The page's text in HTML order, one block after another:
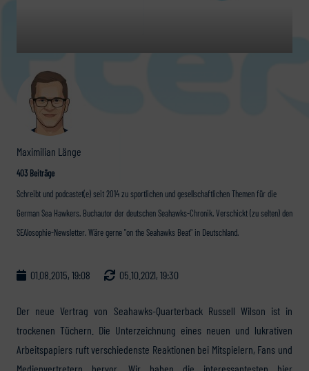
Maximilian Länge
403 Beiträge
Schreibt und podcastet(e) seit 2014 zu sportlichen und gesellschaftlichen Themen für die
German Sea Hawkers. Buchautor der deutschen Seahawks-Chronik. Verschickt (zu selten) den
SEAlosophie-Newsletter. Wäre gerne "on the Seahawks Beat" in Deutschland.
01.08.2015, 19:08 05.10.2021, 19:30
Der neue Vertrag von Seahawks-Quarterback Russell Wilson ist in
trockenen Tüchern. Die Unterzeichnung eines neuen und lukrativen
Arbeitspapiers ruft verschiedenste Reaktionen bei Mitspielern, Fans und